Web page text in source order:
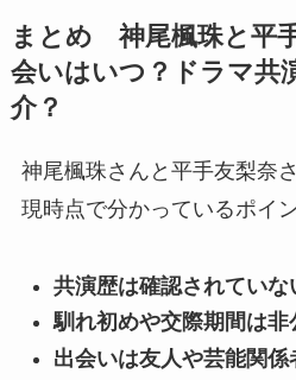
まとめ 神尾楓珠と平
会いはいつ？ドラマ共
介？
神尾楓珠さんと平手友梨奈
現時点で分かっているポイ
共演歴は確認されていな
馴れ初めや交際期間は非
出会いは友人や芸能関